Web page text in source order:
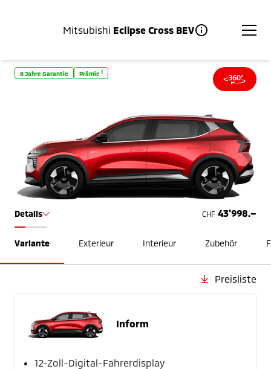
Mitsubishi Eclipse Cross BEV
8 Jahre Garantie Prämie 1
CHF 43'998.–
Details
Variante Exterieur Interieur Zubehör
Preisliste
Inform
12-Zoll-Digital-Fahrerdisplay